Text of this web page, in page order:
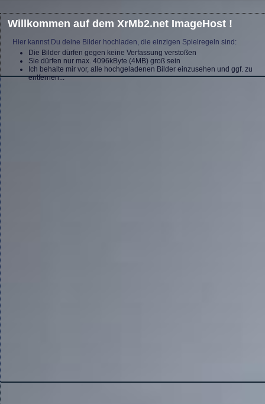
Willkommen auf dem XrMb2.net ImageHost !
Hier kannst Du deine Bilder hochladen, die einzigen Spielregeln sind:
Die Bilder dürfen gegen keine Verfassung verstoßen
Sie dürfen nur max. 4096kByte (4MB) groß sein
Ich behalte mir vor, alle hochgeladenen Bilder einzusehen und ggf. zu
entfernen...